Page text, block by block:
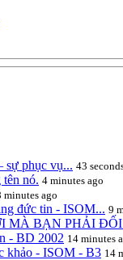
sự phục vụ... 43
nó. 4 minutes ago
minutes ago
đức tin - ISOM... 9
MÀ BẠN PHẢI
- BD 2002 14 minutes
khảo - ISOM - B3 14